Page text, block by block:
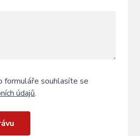
formuláře souhlasíte se
údajů.